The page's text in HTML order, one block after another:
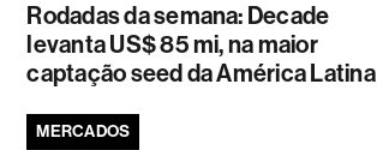
Rodadas da semana: Decade
levanta US$ 85 mi, na maior
captação seed da América Latina
MERCADOS